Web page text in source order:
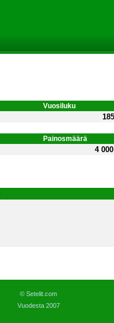
Vuosiluku
Painosmäärä
4
© Setelit.com
Vuodesta 2007